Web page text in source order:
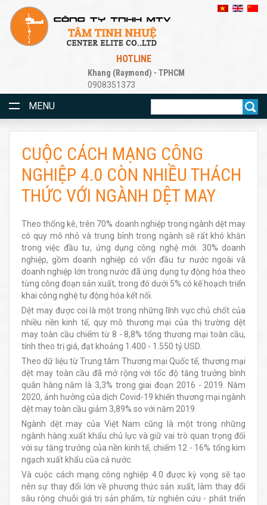
HOTLINE
Khang (Raymond) - TPHCM
0908351373
MENU
CUỘC CÁCH MẠNG CÔNG
NGHIỆP 4.0 CÒN NHIỀU THÁCH
THỨC VỚI NGÀNH DỆT MAY
Theo thống kê, trên 70% doanh nghiệp trong ngành dệt may
có quy mô nhỏ và trung bình trong ngành sẽ rất khó khăn
trong việc đầu tư, ứng dụng công nghệ mới. 30% doanh
nghiệp, gồm doanh nghiệp có vốn đầu tư nước ngoài và
doanh nghiệp lớn trong nước đã ứng dụng tự động hóa theo
từng công đoạn sản xuất, trong đó dưới 5% có kế hoạch triển
khai công nghệ tự động hóa kết nối.
Dệt may được coi là một trong những lĩnh vực chủ chốt của
nhiều nền kinh tế, quy mô thương mại của thị trường dệt
may toàn cầu chiếm từ 8 - 8,8% tổng thương mại toàn cầu,
tính theo trị giá, đạt khoảng 1.400 - 1.550 tỷ USD.
Theo dữ liệu từ Trung tâm Thương mại Quốc tế, thương mại
dệt may toàn cầu đã mở rộng với tốc độ tăng trưởng bình
quân hàng năm là 3,3% trong giai đoạn 2016 - 2019. Năm
2020, ảnh hưởng của dịch Covid-19 khiến thương mại ngành
dệt may toàn cầu giảm 3,89% so với năm 2019.
Ngành dệt may của Việt Nam cũng là một trong những
ngành hàng xuất khẩu chủ lực và giữ vai trò quan trọng đối
với sự tăng trưởng của nền kinh tế, chiếm 12 - 16% tổng kim
ngạch xuất khẩu của cả nước.
Và cuộc cách mạng công nghiệp 4.0 được kỳ vọng sẽ tạo
nên sự thay đổi lớn về phương thức sản xuất, làm thay đổi
sâu rộng chuỗi giá trị sản phẩm, từ nghiên cứu - phát triển